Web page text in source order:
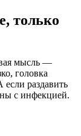
только
мысль —
головка
если раздавить
с инфекцией.